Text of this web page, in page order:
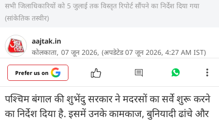
सभी जिलाधिकारियों को 5 जुलाई तक विस्तृत रिपोर्ट सौंपने का निर्देश दिया गया
(सांकेतिक तस्वीर)
aajtak.in
कोलकाता, 07 जून 2026, (अपडेटेड 07 जून 2026, 4:27 AM IST)
Prefer us on
पश्चिम बंगाल की शुभेंदु सरकार ने मदरसों का सर्वे शुरू करने
का निर्देश दिया है. इसमें उनके कामकाज, बुनियादी ढांचे और